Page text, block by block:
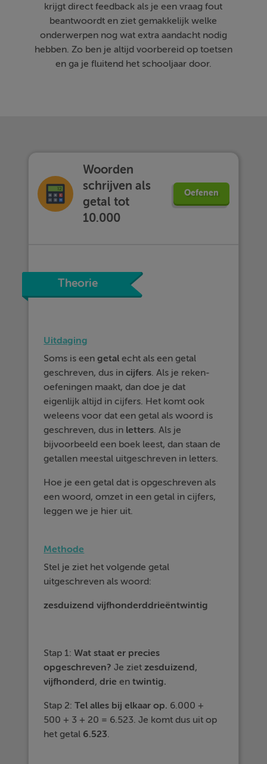
krijgt direct feedback als je een vraag fout
beantwoordt en ziet gemakkelijk welke
onderwerpen nog wat extra aandacht nodig
hebben. Zo ben je altijd voorbereid op toetsen
en ga je fluitend het schooljaar door.
Woorden
schrijven als
getal tot
10.000
Oefenen
Theorie
Uitdaging
Soms is eengetal echt als een getal
geschreven, dus incijfers. Als je reken-
oefeningen maakt, dan doe je dat
eigenlijk altijd in cijfers. Het komt ook
weleens voor dat een getal als woord is
geschreven, dus in letters. Als je
bijvoorbeeld een boek leest, dan staan de
getallen meestal uitgeschreven in letters.
Hoe je een getal dat is opgeschreven als
een woord, omzet in een getal in cijfers,
leggen we je hier uit.
Methode
Stel je ziet het volgende getal
uitgeschreven als woord:
zesduizend vijfhonderddrieëntwintig
Stap 1:Wat staat er precies
opgeschreven? Je zietzesduizend,
vijfhonderd,drie en twintig.
Stap 2:Tel alles bij elkaar op. 6.000 +
500 + 3 + 20 = 6.523. Je komt dus uit op
het getal 6.523.